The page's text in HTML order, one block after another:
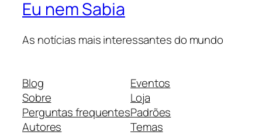
Eu nem Sabia
As notícias mais interessantes do mundo
Blog
Sobre
Perguntas frequentes
Autores
Eventos
Loja
Padrões
Temas